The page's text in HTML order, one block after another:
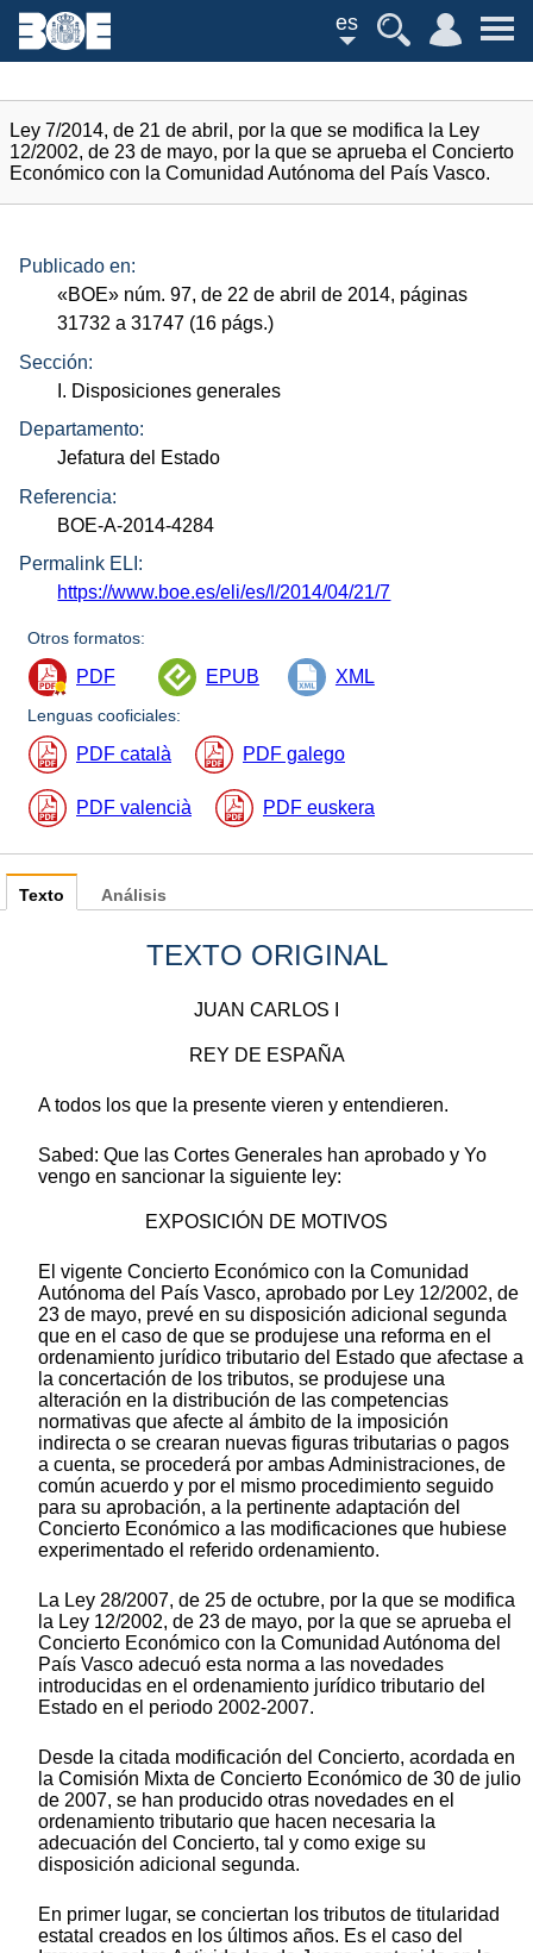
es
Ley 7/2014, de 21 de abril, por la que se modifica la Ley
12/2002, de 23 de mayo, por la que se aprueba el Concierto
Económico con la Comunidad Autónoma del País Vasco.
Publicado en:
«BOE» núm. 97, de 22 de abril de 2014, páginas
31732 a 31747 (16 págs.)
Sección:
I. Disposiciones generales
Departamento:
Jefatura del Estado
Referencia:
BOE-A-2014-4284
Permalink ELI:
https://www.boe.es/eli/es/l/2014/04/21/7
Otros formatos:
PDF EPUB XML
Lenguas cooficiales:
PDF català PDF galego
PDF valencià PDF euskera
Texto
TEXTO ORIGINAL
JUAN CARLOS I
REY DE ESPAÑA
A todos los que la presente vieren y entendieren.
Sabed: Que las Cortes Generales han aprobado y Yo
vengo en sancionar la siguiente ley:
EXPOSICIÓN DE MOTIVOS
El vigente Concierto Económico con la Comunidad
Autónoma del País Vasco, aprobado por Ley 12/2002, de
23 de mayo, prevé en su disposición adicional segunda
que en el caso de que se produjese una reforma en el
ordenamiento jurídico tributario del Estado que afectase a
la concertación de los tributos, se produjese una
alteración en la distribución de las competencias
normativas que afecte al ámbito de la imposición
indirecta o se crearan nuevas figuras tributarias o pagos
a cuenta, se procederá por ambas Administraciones, de
común acuerdo y por el mismo procedimiento seguido
para su aprobación, a la pertinente adaptación del
Concierto Económico a las modificaciones que hubiese
experimentado el referido ordenamiento.
La Ley 28/2007, de 25 de octubre, por la que se modifica
la Ley 12/2002, de 23 de mayo, por la que se aprueba el
Concierto Económico con la Comunidad Autónoma del
País Vasco adecuó esta norma a las novedades
introducidas en el ordenamiento jurídico tributario del
Estado en el periodo 2002-2007.
Desde la citada modificación del Concierto, acordada en
la Comisión Mixta de Concierto Económico de 30 de julio
de 2007, se han producido otras novedades en el
ordenamiento tributario que hacen necesaria la
adecuación del Concierto, tal y como exige su
disposición adicional segunda.
En primer lugar, se conciertan los tributos de titularidad
estatal creados en los últimos años. Es el caso del
Análisis